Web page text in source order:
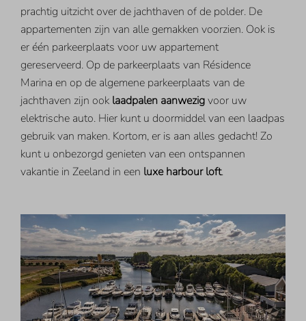
prachtig uitzicht over de jachthaven of de polder. De
appartementen zijn van alle gemakken voorzien. Ook is
er één parkeerplaats voor uw appartement
gereserveerd. Op de parkeerplaats van Résidence
Marina en op de algemene parkeerplaats van de
jachthaven zijn ook laadpalen aanwezigvoor uw
elektrische auto. Hier kunt u doormiddel van een laadpas
gebruik van maken. Kortom, er is aan alles gedacht! Zo
kunt u onbezorgd genieten van een ontspannen
vakantie in Zeeland in een luxe harbour loft.